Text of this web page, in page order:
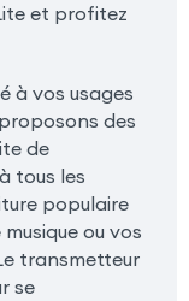
et profitez
à vos usages
des
de
tous les
populaire
ou vos
transmetteur
se